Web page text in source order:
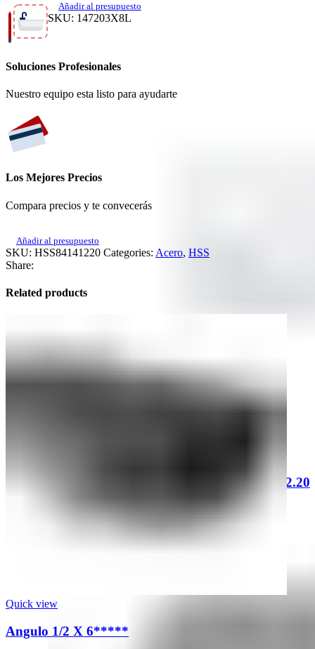
Añadir al presupuesto
SKU: 147203X8L
CANAL CPS 8 X 27.9 KG/ M LARGO 12.20
Soluciones Profesionales
Nuestro equipo esta listo para ayudarte
Los Mejores Precios
Compara precios y te convecerás
Añadir al presupuesto
SKU: HSS84141220 Categories: Acero, HSS
Share:
Related products
Quick view
Angulo 1/2 X 6*****